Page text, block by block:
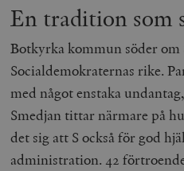
En tradition som
Botkyrka kommun söder
Socialdemokraternas rike.
med något enstaka
Smedjan tittar närmare på
det sig att S också för god
administration. 42